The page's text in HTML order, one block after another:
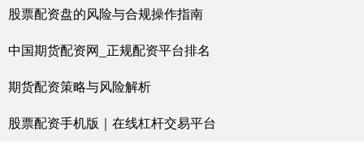
股票配资盘的风险与合规操作指南
中国期货配资网_正规配资平台排名
期货配资策略与风险解析
股票配资手机版｜在线杠杆交易平台